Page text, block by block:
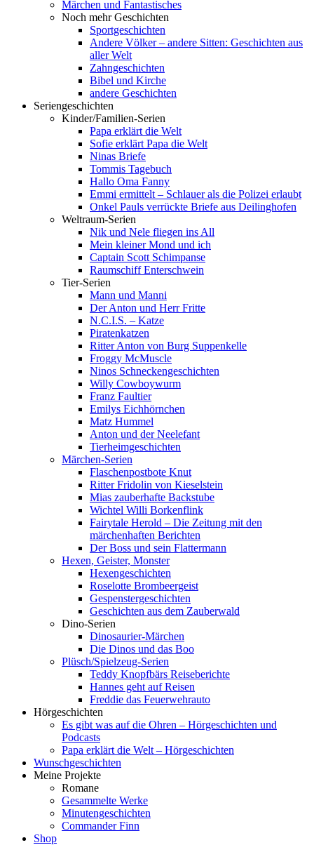
Märchen und Fantastisches
Noch mehr Geschichten
Sportgeschichten
Andere Völker – andere Sitten: Geschichten aus
aller Welt
Zahngeschichten
Bibel und Kirche
andere Geschichten
Seriengeschichten
Kinder/Familien-Serien
Papa erklärt die Welt
Sofie erklärt Papa die Welt
Ninas Briefe
Tommis Tagebuch
Hallo Oma Fanny
Emmi ermittelt – Schlauer als die Polizei erlaubt
Onkel Pauls verrückte Briefe aus Deilinghofen
Weltraum-Serien
Nik und Nele fliegen ins All
Mein kleiner Mond und ich
Captain Scott Schimpanse
Raumschiff Enterschwein
Tier-Serien
Mann und Manni
Der Anton und Herr Fritte
N.C.I.S. – Katze
Piratenkatzen
Ritter Anton von Burg Suppenkelle
Froggy McMuscle
Ninos Schneckengeschichten
Willy Cowboywurm
Franz Faultier
Emilys Eichhörnchen
Matz Hummel
Anton und der Neelefant
Tierheimgeschichten
Märchen-Serien
Flaschenpostbote Knut
Ritter Fridolin von Kieselstein
Mias zauberhafte Backstube
Wichtel Willi Borkenflink
Fairytale Herold – Die Zeitung mit den
märchenhaften Berichten
Der Boss und sein Flattermann
Hexen, Geister, Monster
Hexengeschichten
Roselotte Brombeergeist
Gespenstergeschichten
Geschichten aus dem Zauberwald
Dino-Serien
Dinosaurier-Märchen
Die Dinos und das Boo
Plüsch/Spielzeug-Serien
Teddy Knopfbärs Reiseberichte
Hannes geht auf Reisen
Freddie das Feuerwehrauto
Hörgeschichten
Es gibt was auf die Ohren – Hörgeschichten und
Podcasts
Papa erklärt die Welt – Hörgeschichten
Wunschgeschichten
Meine Projekte
Romane
Gesammelte Werke
Minutengeschichten
Commander Finn
Shop